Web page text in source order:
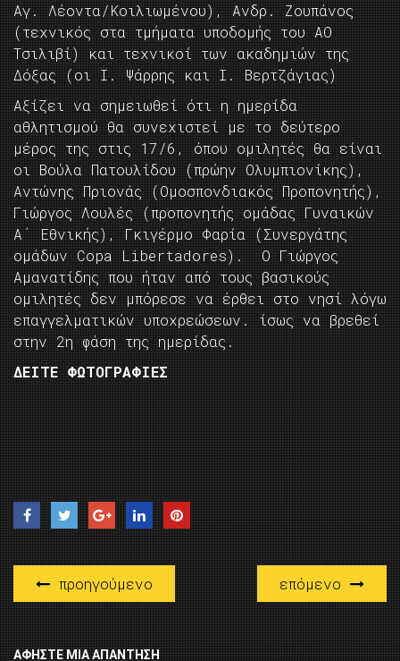
Αγ. Λέοντα/Κοιλιωμένου), Ανδρ. Ζουπάνος
(τεχνικός στα τμήματα υποδομής του AO
Τσιλιβί) και τεχνικοί των ακαδημιών της
Δόξας (οι Ι. Ψάρρης και Ι. Βερτζάγιας)
Αξίζει να σημειωθεί ότι η ημερίδα
αθλητισμού θα συνεχιστεί με το δεύτερο
μέρος της στις 17/6, όπου ομιλητές θα είναι
οι Βούλα Πατουλίδου (πρώην Ολυμπιονίκης),
Αντώνης Πριονάς (Ομοσπονδιακός Προπονητής),
Γιώργος Λουλές (προπονητής ομάδας Γυναικών
Α΄ Εθνικής), Γκιγέρμο Φαρία (Συνεργάτης
ομάδων Copa Libertadores). Ο Γιώργος
Αμανατίδης που ήταν από τους βασικούς
ομιλητές δεν μπόρεσε να έρθει στο νησί λόγω
επαγγελματικών υποχρεώσεων. ίσως να βρεθεί
στην 2η φάση της ημερίδας.
ΔΕΙΤΕ ΦΩΤΟΓΡΑΦΙΕΣ
προηγούμενο επόμενο
ΑΦΉΣΤΕ ΜΙΑ ΑΠΆΝΤΗΣΗ